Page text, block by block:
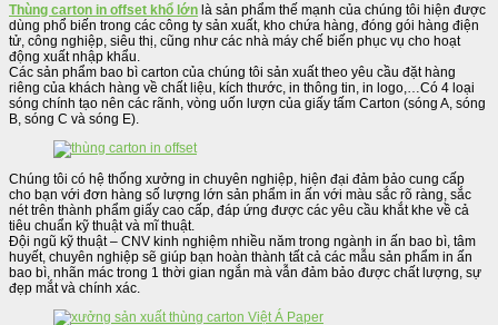
Thùng carton in offset khổ lớn là sản phẩm thế mạnh của chúng tôi hiện được
dùng phổ biến trong các công ty sản xuất, kho chứa hàng, đóng gói hàng điện
tử, công nghiệp, siêu thị, cũng như các nhà máy chế biến phục vụ cho hoạt
động xuất nhập khẩu.
Các sản phẩm bao bì carton của chúng tôi sản xuất theo yêu cầu đặt hàng
riêng của khách hàng về chất liệu, kích thước, in thông tin, in logo,…Có 4 loại
sóng chính tạo nên các rãnh, vòng uốn lượn của giấy tấm Carton (sóng A, sóng
B, sóng C và sóng E).
Chúng tôi có hệ thống xưởng in chuyên nghiệp, hiện đại đảm bảo cung cấp
cho bạn với đơn hàng số lượng lớn sản phẩm in ấn với màu sắc rõ ràng, sắc
nét trên thành phẩm giấy cao cấp, đáp ứng được các yêu cầu khắt khe về cả
tiêu chuẩn kỹ thuật và mĩ thuật.
Đội ngũ kỹ thuật – CNV kinh nghiệm nhiều năm trong ngành in ấn bao bì, tâm
huyết, chuyên nghiệp sẽ giúp bạn hoàn thành tất cả các mẫu sản phẩm in ấn
bao bì, nhãn mác trong 1 thời gian ngắn mà vẫn đảm bảo được chất lượng, sự
đẹp mắt và chính xác.